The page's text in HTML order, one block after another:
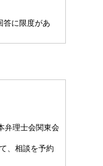
答に限度があ
して30分以内）
務所によって
弁理士会関東会
、相談を予約